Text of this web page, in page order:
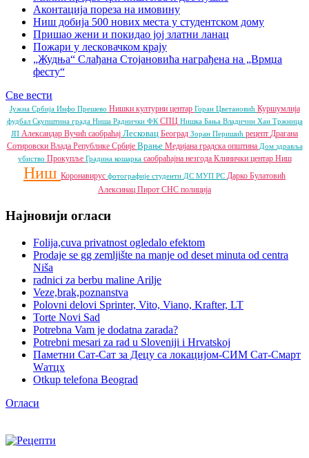
Аконтација пореза на имовину
Ниш добија 500 нових места у студентском дому
Пришао жени и покидао јој златни ланац
Пожари у лесковачком крају
„Жудња“ Слађана Стојановића награђена на „Врмџа
фесту“
Све вести
Јужна Србија Инфо Прешево Нишки културни центар Горан Цветановић Куршумлија
фудбал Скупштина града Ниша Раднички ФК СПЦ Нишка Бања Владичин Хан Тржница
ЈП Александар Вучић саобраћај Лесковац Београд Зоран Перишић рецепт Драгана
Сотировски Влада Републике Србије Врање Медијана градска општина Дом здравља
убиство Прокупље Градина кошарка саобраћајна незгода Клинички центар Ниш
Ниш Коронавирус фотографије студенти ДС МУП РС Дарко Булатовић
Алексинац Пирот СНС полиција
Најновији огласи
Folija,cuva privatnost ogledalo efektom
Prodaje se gg zemljište na manje od deset minuta od centra
Niša
radnici za berbu maline Arilje
Veze,brak,poznanstva
Polovni delovi Sprinter, Vito, Viano, Krafter, LT
Torte Novi Sad
Potrebna Vam je dodatna zarada?
Potrebni mesari za rad u Sloveniji i Hrvatskoj
Паметни Сат-Сат за Децу са локацијом-СИМ Сат-Смарт
Wатцх
Otkup telefona Beograd
Огласи